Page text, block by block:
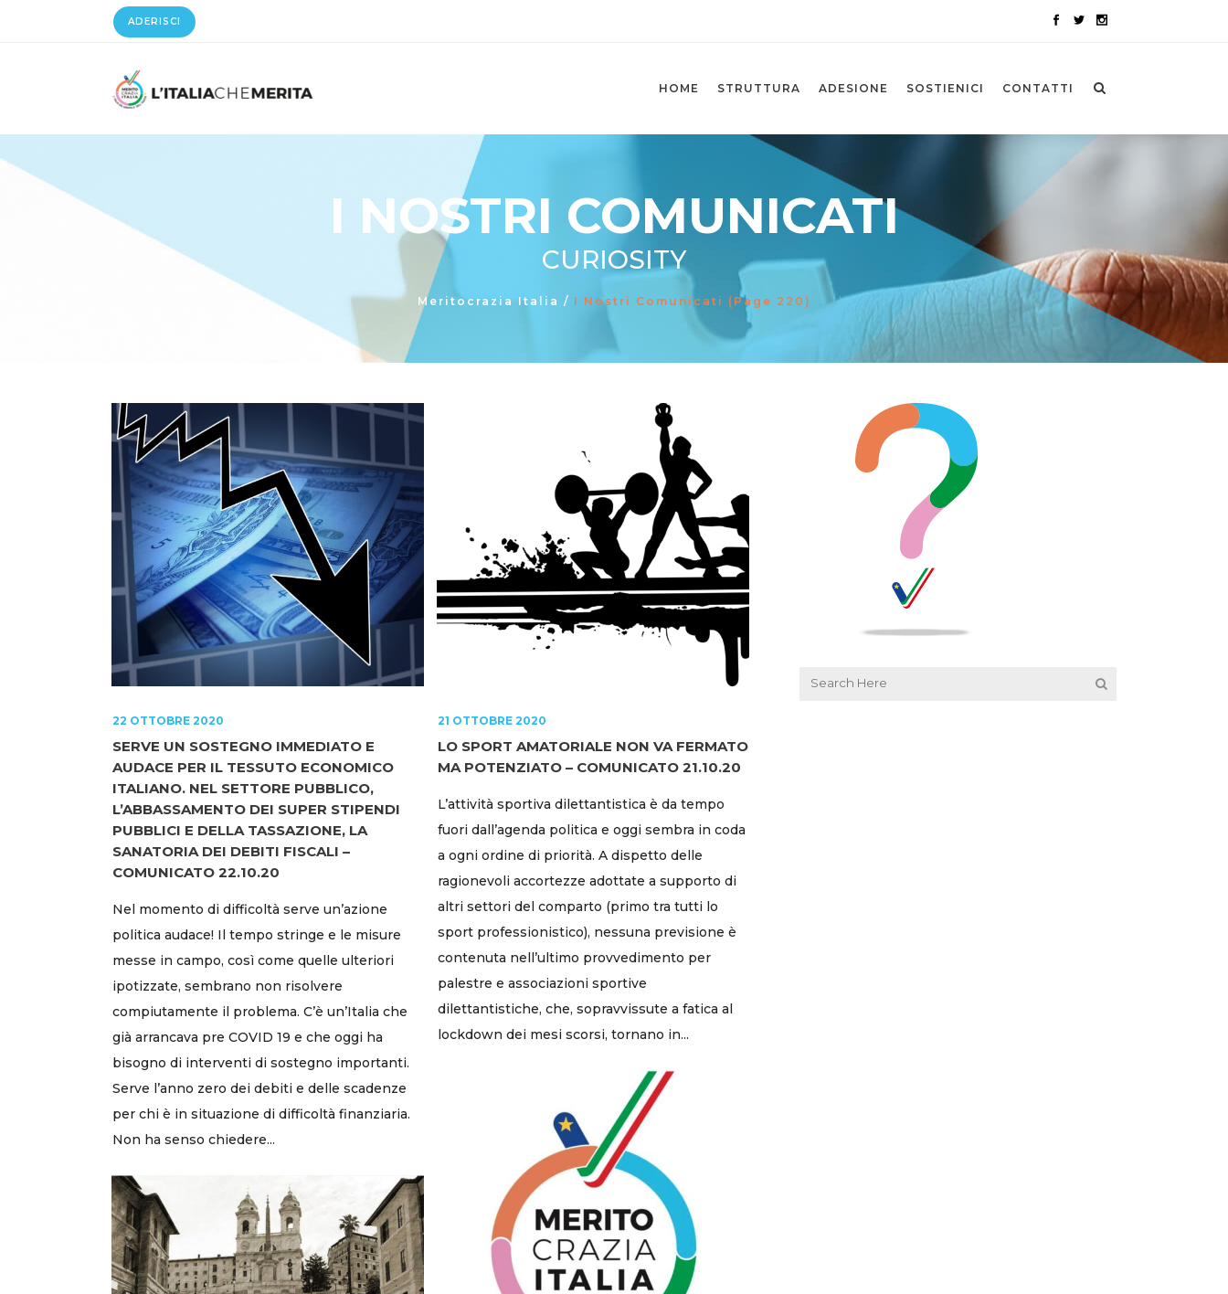
ADERISCI
HOME STRUTTURA ADESIONE SOSTIENICI CONTATTI
I NOSTRI COMUNICATI
CURIOSITY
Meritocrazia Italia / I Nostri Comunicati (Page 220)
22 OTTOBRE 2020
SERVE UN SOSTEGNO IMMEDIATO E
AUDACE PER IL TESSUTO ECONOMICO
ITALIANO. NEL SETTORE PUBBLICO,
L’ABBASSAMENTO DEI SUPER STIPENDI
PUBBLICI E DELLA TASSAZIONE, LA
SANATORIA DEI DEBITI FISCALI –
COMUNICATO 22.10.20
Nel momento di difficoltà serve un’azione
politica audace! Il tempo stringe e le misure
messe in campo, così come quelle ulteriori
ipotizzate, sembrano non risolvere
compiutamente il problema. C’è un’Italia che
già arrancava pre COVID 19 e che oggi ha
bisogno di interventi di sostegno importanti.
Serve l’anno zero dei debiti e delle scadenze
per chi è in situazione di difficoltà finanziaria.
Non ha senso chiedere...
21 OTTOBRE 2020
LO SPORT AMATORIALE NON VA FERMATO
MA POTENZIATO – COMUNICATO 21.10.20
L’attività sportiva dilettantistica è da tempo
fuori dall’agenda politica e oggi sembra in coda
a ogni ordine di priorità. A dispetto delle
ragionevoli accortezze adottate a supporto di
altri settori del comparto (primo tra tutti lo
sport professionistico), nessuna previsione è
contenuta nell’ultimo provvedimento per
palestre e associazioni sportive
dilettantistiche, che, sopravvissute a fatica al
lockdown dei mesi scorsi, tornano in...